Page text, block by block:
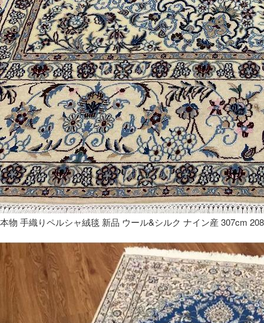
本物 手織りペルシャ絨毯 新品 ウール&シルク ナイン産 307cm